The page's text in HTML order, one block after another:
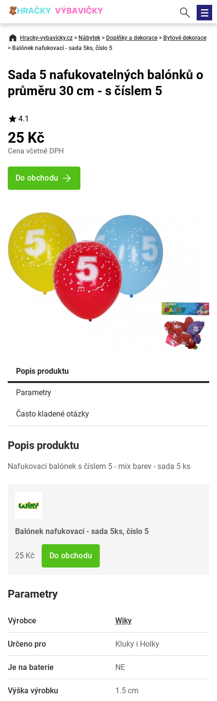
Hracky-vybavicky.cz > Nábytek > Doplňky a dekorace > Bytové dekorace
> Balónek nafukovací - sada 5ks, číslo 5
Popis produktu
Parametry
Často kladené otázky
Popis produktu
Nafukovací balónek s číslem 5 - mix barev - sada 5 ks
Balónek nafukovací - sada 5ks, číslo 5
25 Kč Do obchodu
Parametry
Výrobce Wiky
Určeno pro Kluky i Holky
Je na baterie NE
Výška výrobku 1.5 cm
Sada 5 nafukovatelných balónků o
průměru 30 cm - s číslem 5
4.1
25 Kč
Cena včetně DPH
Do obchodu